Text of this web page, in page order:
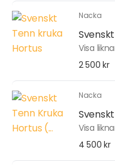
Nacka
Visa
2 500 kr
Nacka
Visa
4 500 kr